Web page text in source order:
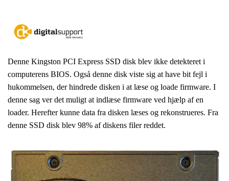
Denne Kingston PCI Express SSD disk blev ikke detekteret i
computerens BIOS. Også denne disk viste sig at have bit fejl i
hukommelsen, der hindrede disken i at læse og loade firmware. I
denne sag ver det muligt at indlæse firmware ved hjælp af en
loader. Herefter kunne data fra disken læses og rekonstrueres. Fra
denne SSD disk blev 98% af diskens filer reddet.